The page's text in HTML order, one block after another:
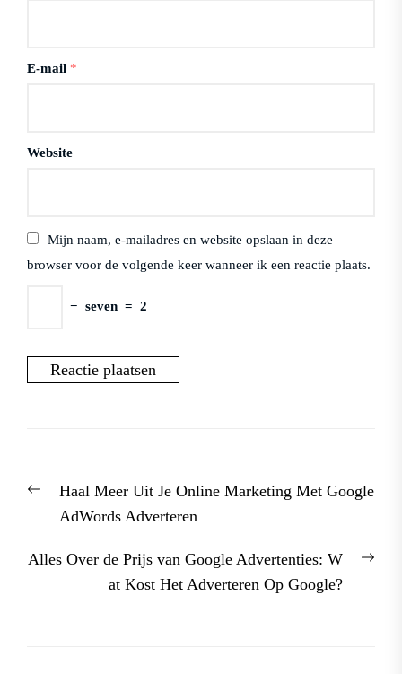
E-mail *
Website
Mijn naam, e-mailadres en website opslaan in deze
browser voor de volgende keer wanneer ik een reactie plaats.
− seven = 2
PreviousHaal Meer Uit Je Online Marketing Met Google
AdWords Adverteren
Alles Over de Prijs van Google Advertenties: W
at Kost Het Adverteren Op Google?